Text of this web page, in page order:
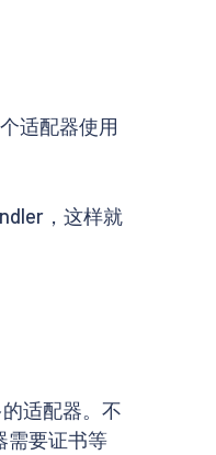
适配器使用
，这样就
适配器。不
需要证书等